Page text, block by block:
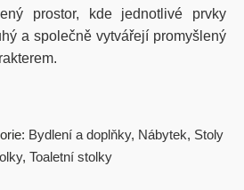
prostor, kde jednotlivé prvky
a společně vytvářejí promyšlený
Bydlení a doplňky, Nábytek, Stoly
, Toaletní stolky